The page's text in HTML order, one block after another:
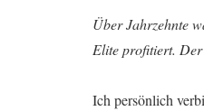
Über Jahrzehnte
Elite profitiert. Der
Ich persönlich